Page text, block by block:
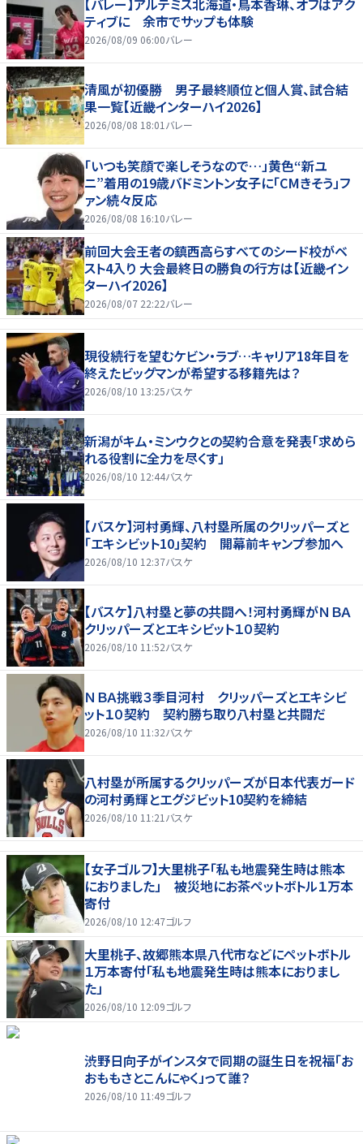
【バレー】アルテミス北海道・鳥本香琳、オフはアク
ティブに 余市でサップも体験
2026/08/09 06:00バレー
清風が初優勝 男子最終順位と個人賞、試合結
果一覧【近畿インターハイ2026】
2026/08/08 18:01 バレー
「いつも笑顔で楽しそうなので…」黄色“新ユ
ニ”着用の19歳バドミントン女子に「CMきそう」フ
ァン続々反応
2026/08/08 16:10バレー
前回大会王者の鎮西高らすべてのシード校がベ
スト4入り 大会最終日の勝負の行方は【近畿イン
ターハイ2026】
2026/08/07 22:22バレー
現役続行を望むケビン・ラブ…キャリア18年目を
終えたビッグマンが希望する移籍先は？
2026/08/10 13:25バスケ
新潟がキム・ミンウクとの契約合意を発表「求めら
れる役割に全力を尽くす」
2026/08/10 12:44バスケ
【バスケ】河村勇輝、八村塁所属のクリッパーズと
「エキシビット10」契約 開幕前キャンプ参加へ
2026/08/10 12:37バスケ
【バスケ】八村塁と夢の共闘へ！河村勇輝がＮＢＡ
クリッパーズとエキシビット１０契約
2026/08/10 11:52バスケ
ＮＢＡ挑戦３季目河村 クリッパーズとエキシビ
ット１０契約 契約勝ち取り八村塁と共闘だ
2026/08/10 11:32バスケ
八村塁が所属するクリッパーズが日本代表ガード
の河村勇輝とエグジビット10契約を締結
2026/08/10 11:21 バスケ
【女子ゴルフ】大里桃子「私も地震発生時は熊本
におりました」 被災地にお茶ペットボトル１万本
寄付
2026/08/10 12:47ゴルフ
大里桃子、故郷熊本県八代市などにペットボトル
１万本寄付「私も地震発生時は熊本におりまし
た」
2026/08/10 12:09ゴルフ
渋野日向子がインスタで同期の誕生日を祝福「お
おももさとこんにゃく」って誰？
2026/08/10 11:49ゴルフ